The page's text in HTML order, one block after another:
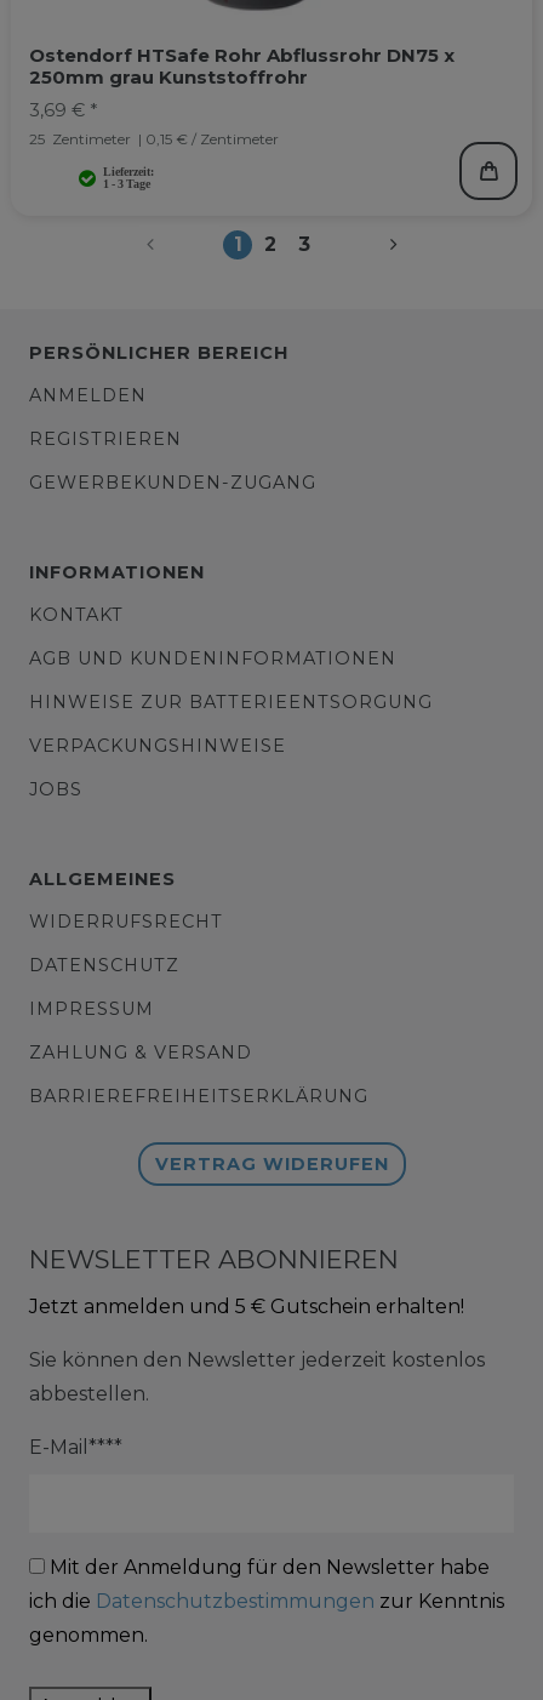
Ostendorf HTSafe Rohr Abflussrohr DN75 x
250mm grau Kunststoffrohr
3,69 € *
25 Zentimeter | 0,15 € / Zentimeter
1 2 3
PERSÖNLICHER BEREICH
ANMELDEN
REGISTRIEREN
GEWERBEKUNDEN-ZUGANG
INFORMATIONEN
KONTAKT
AGB UND KUNDENINFORMATIONEN
HINWEISE ZUR BATTERIEENTSORGUNG
VERPACKUNGSHINWEISE
JOBS
ALLGEMEINES
WIDERRUFSRECHT
DATENSCHUTZ
IMPRESSUM
ZAHLUNG & VERSAND
BARRIEREFREIHEITSERKLÄRUNG
VERTRAG WIDERUFEN
NEWSLETTER ABONNIEREN
Jetzt anmelden und 5 € Gutschein erhalten!
Sie können den Newsletter jederzeit kostenlos
abbestellen.
E-Mail****
Mit der Anmeldung für den Newsletter habe
ich die Datenschutzbestimmungen zur Kenntnis
genommen.